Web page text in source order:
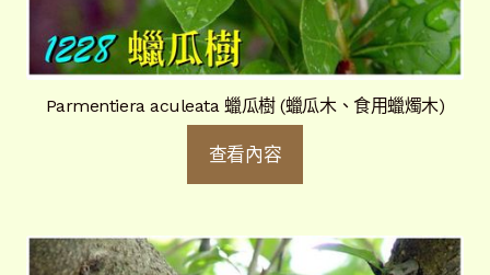
Parmentiera aculeata 蠟瓜樹 (蠟瓜木、食用蠟燭木)
查看內容